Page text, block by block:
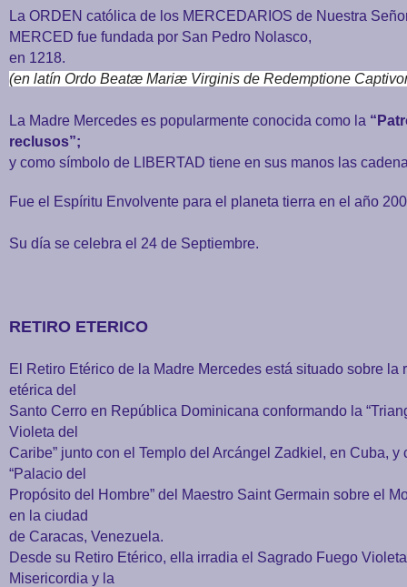
La ORDEN católica de los MERCEDARIOS de Nuestra
MERCED fue fundada por San Pedro Nolasco,
en 1218.
(en latín Ordo Beatæ Mariæ Virginis de Redemptione
La Madre Mercedes es popularmente conocida como la
reclusos”;
y como símbolo de LIBERTAD tiene en sus manos las
Fue el Espíritu Envolvente para el planeta tierra en el año
Su día se celebra el 24 de Septiembre.
RETIRO ETERICO
El Retiro Etérico de la Madre Mercedes está situado sobre la
etérica del
Santo Cerro en República Dominicana conformando la
Violeta del
Caribe” junto con el Templo del Arcángel Zadkiel, en Cuba, y
“Palacio del
Propósito del Hombre” del Maestro Saint Germain sobre el
en la ciudad
de Caracas, Venezuela.
Desde su Retiro Etérico, ella irradia el Sagrado Fuego
Misericordia y la